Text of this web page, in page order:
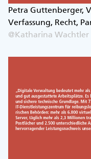
Petra Guttenberger,
Verfassung, Recht,
@Katharina Wachtler